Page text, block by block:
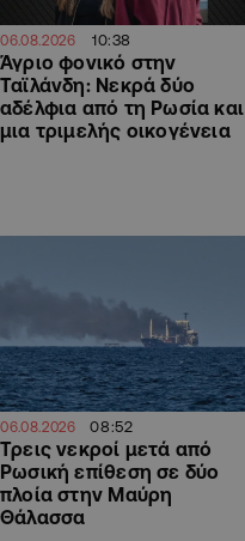
06.08.2026 10:38
Άγριο φονικό στην
Ταϊλάνδη: Νεκρά δύο
αδέλφια από τη Ρωσία και
μια τριμελής οικογένεια
06.08.2026 08:52
Τρεις νεκροί μετά από
Ρωσική επίθεση σε δύο
πλοία στην Μαύρη
Θάλασσα